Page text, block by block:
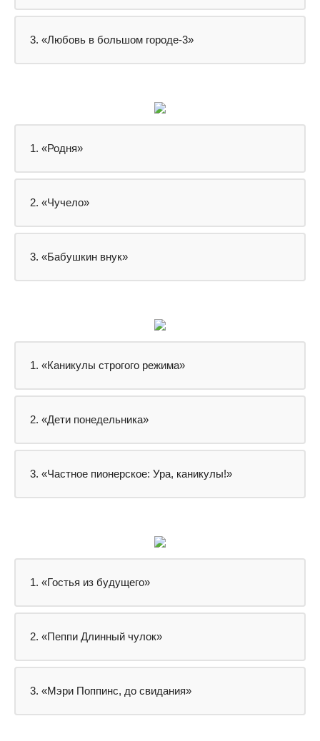
3. «Любовь в большом городе-3»
1. «Родня»
2. «Чучело»
3. «Бабушкин внук»
1. «Каникулы строгого режима»
2. «Дети понедельника»
3. «Частное пионерское: Ура, каникулы!»
1. «Гостья из будущего»
2. «Пеппи Длинный чулок»
3. «Мэри Поппинс, до свидания»